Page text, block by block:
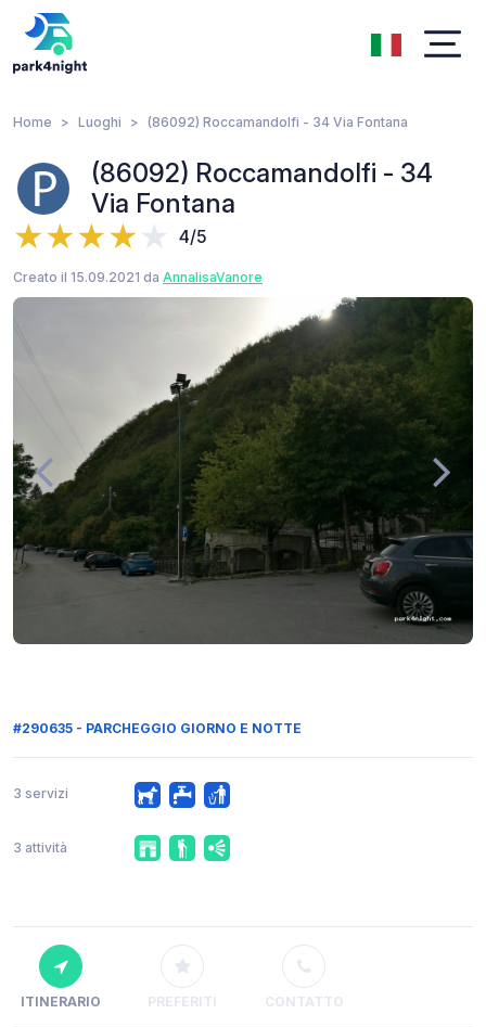
Home Luoghi (86092) Roccamandolfi - 34 Via Fontana
(86092) Roccamandolfi - 34
Via Fontana
4/5
Creato il 15.09.2021 da AnnalisaVanore
#290635 - PARCHEGGIO GIORNO E NOTTE
3 servizi
3 attività
ITINERARIO PREFERITI CONTATTO